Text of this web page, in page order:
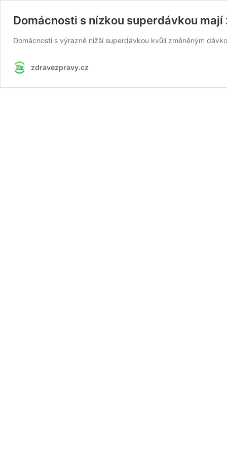
Domácnosti s nízkou superdávkou mají
Domácnosti s výrazně nižší superdávkou kvůli změněným
zdravezpravy.cz